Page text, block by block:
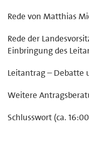
Rede von Matthias
Rede der
Einbringung des
Leitantrag – Debatte
Weitere
Schlusswort (ca.